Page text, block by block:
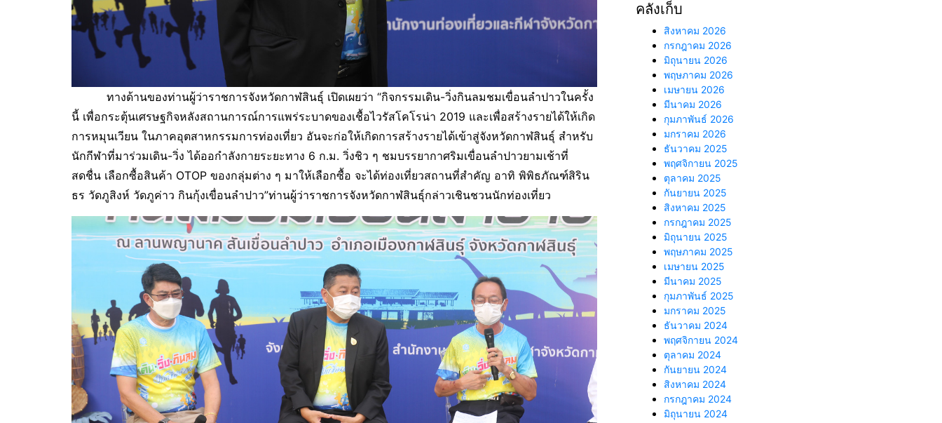
ทางด้านของท่านผู้ว่าราชการจังหวัดกาฬสินธุ์ เปิดเผยว่า “กิจกรรมเดิน-วิ่งกินลมชมเขื่อนลำปาวในครั้ง
นี้ เพื่อกระตุ้นเศรษฐกิจหลังสถานการณ์การแพร่ระบาดของเชื้อไวรัสโคโรน่า 2019 และเพื่อสร้างรายได้ให้เกิด
การหมุนเวียน ในภาคอุตสาหกรรมการท่องเที่ยว อันจะก่อให้เกิดการสร้างรายได้เข้าสู่จังหวัดกาฬสินธุ์ สำหรับ
นักกีฬาที่มาร่วมเดิน-วิ่ง ได้ออกำลังกายระยะทาง 6 ก.ม. วิ่งชิว ๆ ชมบรรยากาศริมเขื่อนลำปาวยามเช้าที่
สดชื่น เลือกซื้อสินค้า OTOP ของกลุ่มต่าง ๆ มาให้เลือกซื้อ จะได้ท่องเที่ยวสถานที่สำคัญ อาทิ พิพิธภัณฑ์สิริน
ธร วัดภูสิงห์ วัดภูค่าว กินกุ้งเขื่อนลำปาว”ท่านผู้ว่าราชการจังหวัดกาฬสินธุ์กล่าวเชินชวนนักท่องเที่ยว
คลังเก็บ
สิงหาคม 2026
กรกฎาคม 2026
มิถุนายน 2026
พฤษภาคม 2026
เมษายน 2026
มีนาคม 2026
กุมภาพันธ์ 2026
มกราคม 2026
ธันวาคม 2025
พฤศจิกายน 2025
ตุลาคม 2025
กันยายน 2025
สิงหาคม 2025
กรกฎาคม 2025
มิถุนายน 2025
พฤษภาคม 2025
เมษายน 2025
มีนาคม 2025
กุมภาพันธ์ 2025
มกราคม 2025
ธันวาคม 2024
พฤศจิกายน 2024
ตุลาคม 2024
กันยายน 2024
สิงหาคม 2024
กรกฎาคม 2024
มิถุนายน 2024